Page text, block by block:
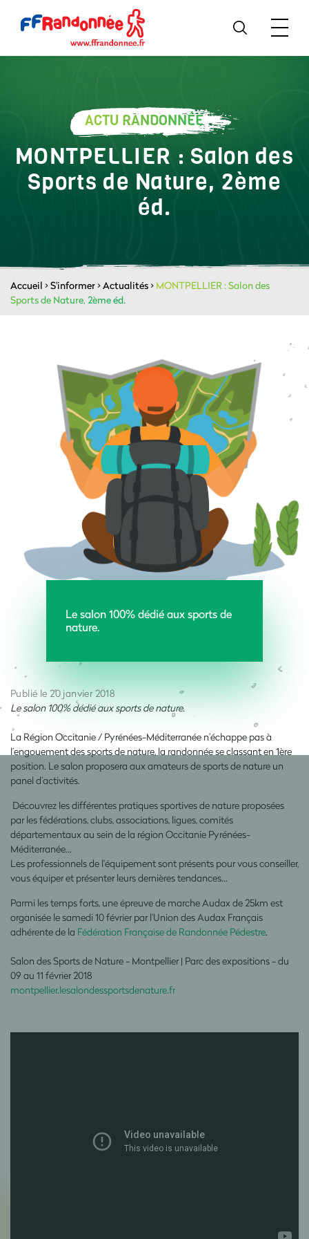
ACTU RANDONNÉE
MONTPELLIER : Salon des
Sports de Nature, 2ème
éd.
Accueil >S'informer>Actualités> MONTPELLIER : Salon des
Sports de Nature, 2ème éd.
Le salon 100% dédié aux sports de
nature.
Publié le 20 janvier 2018
Le salon 100% dédié aux sports de nature.
La Région Occitanie / Pyrénées-Méditerranée n’échappe pas à
l’engouement des sports de nature, la randonnée se classant en 1ère
position. Le salon proposera aux amateurs de sports de nature un
panel d’activités.
Découvrez les différentes pratiques sportives de nature proposées
par les fédérations, clubs, associations, ligues, comités
départementaux au sein de la région Occitanie Pyrénées-
Méditerranée...
Les professionnels de l'équipement sont présents pour vous conseiller,
vous équiper et présenter leurs dernières tendances...
Parmi les temps forts, une épreuve de marche Audax de 25km est
organisée le samedi 10 février par l’Union des Audax Français
adhérente de la Fédération Française de Randonnée Pédestre.
Salon des Sports de Nature - Montpellier | Parc des expositions - du
09 au 11 février 2018
montpellier.lesalondessportsdenature.fr